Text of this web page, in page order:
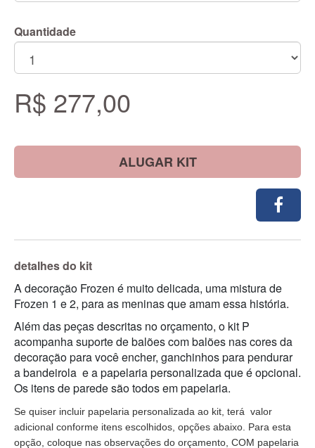
Quantidade
R$ 277,00
ALUGAR KIT
detalhes do kit
A decoração Frozen é muito delicada, uma mistura de
Frozen 1 e 2, para as meninas que amam essa história.
Além das peças descritas no orçamento, o kit P
acompanha suporte de balões com balões nas cores da
decoração para você encher, ganchinhos para pendurar
a bandeirola e a papelaria personalizada que é opcional.
Os itens de parede são todos em papelaria.
Se quiser incluir papelaria personalizada ao kit, terá  valor
adicional conforme itens escolhidos, opções abaixo. Para esta
opção, coloque nas observações do orçamento, COM papelaria